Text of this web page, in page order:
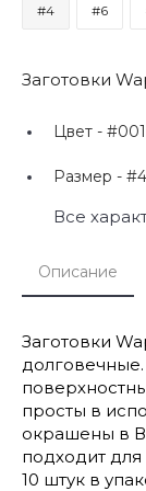
#4 #6
Заготовки
Цвет -
Размер -
Все
Описание
Заготовки
просты в
окрашены в
подходит
10 штук в